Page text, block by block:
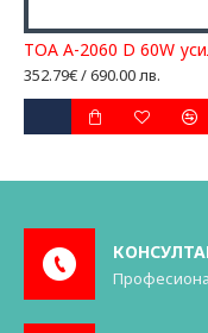
352.79€ / 690.00 лв.